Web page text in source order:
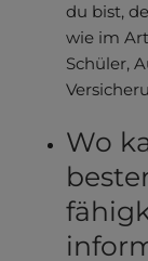
du bist,
wie im
Schüler,
Wo